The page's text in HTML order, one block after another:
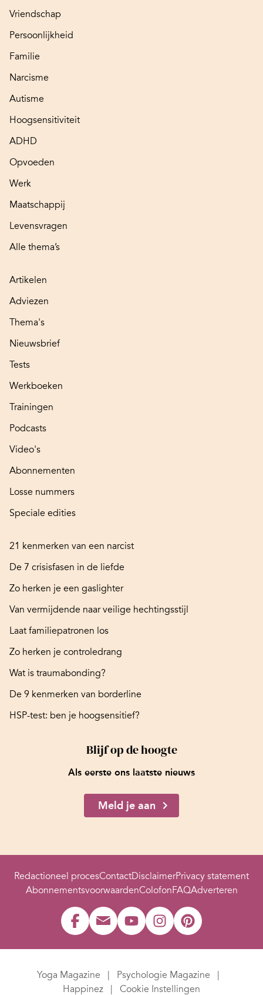
Vriendschap
Persoonlijkheid
Familie
Narcisme
Autisme
Hoogsensitiviteit
ADHD
Opvoeden
Werk
Maatschappij
Levensvragen
Alle thema’s
Artikelen
Adviezen
Thema's
Nieuwsbrief
Tests
Werkboeken
Trainingen
Podcasts
Video's
Abonnementen
Losse nummers
Speciale edities
21 kenmerken van een narcist
De 7 crisisfasen in de liefde
Zo herken je een gaslighter
Van vermijdende naar veilige hechtingsstijl
Laat familiepatronen los
Zo herken je controledrang
Wat is traumabonding?
De 9 kenmerken van borderline
HSP-test: ben je hoogsensitief?
Blijf op de hoogte
Als eerste ons laatste nieuws
Meld je aan
Redactioneel procesContactDisclaimerPrivacy statement
AbonnementsvoorwaardenColofonFAQAdverteren
Yoga Magazine
Psychologie Magazine
Happinez
Cookie Instellingen